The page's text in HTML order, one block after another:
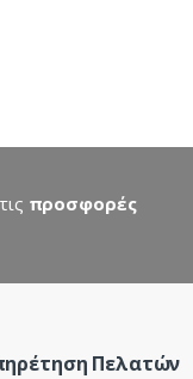
προσφορές
Πελατών